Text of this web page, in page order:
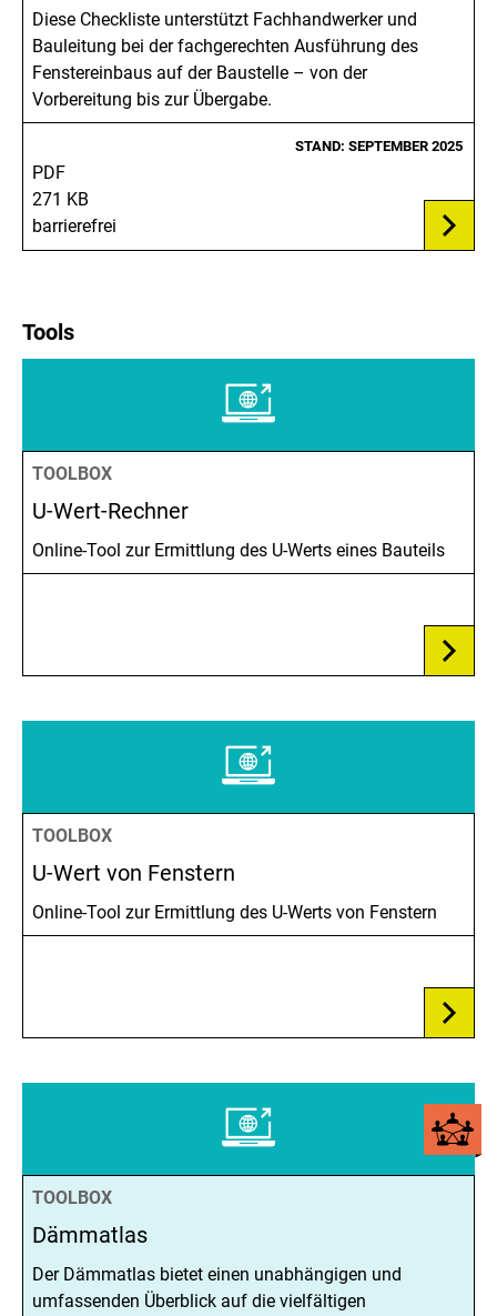
Diese Checkliste unterstützt Fachhandwerker und
Bauleitung bei der fachgerechten Ausführung des
Fenstereinbaus auf der Baustelle – von der
Vorbereitung bis zur Übergabe.
STAND: SEPTEMBER 2025
PDF
271 KB
barrierefrei
Tools
TOOLBOX
U-Wert-Rechner
Online-Tool zur Ermittlung des U-Werts eines Bauteils
TOOLBOX
U-Wert von Fenstern
Online-Tool zur Ermittlung des U-Werts von Fenstern
TOOLBOX
Dämmatlas
Der Dämmatlas bietet einen unabhängigen und
umfassenden Überblick auf die vielfältigen